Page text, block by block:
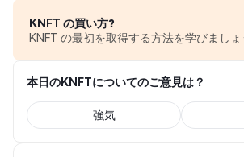
KNFT の買い方?
KNFT の最初を取得する方法を学びましょ
本日のKNFTについてのご意見は？
強気